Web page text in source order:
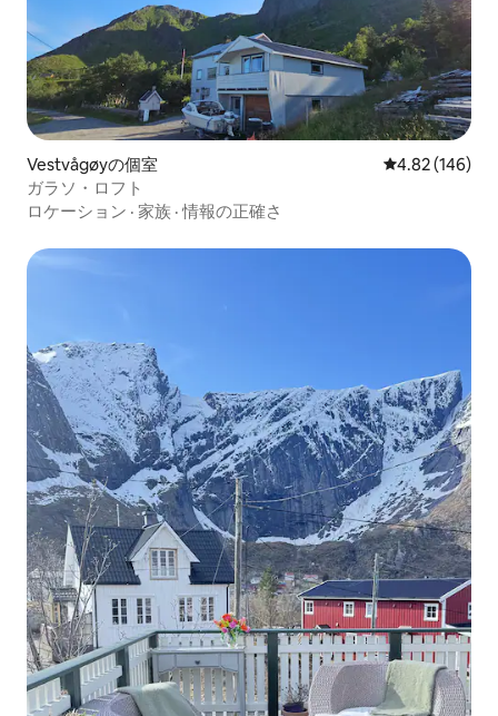
Vestvågøyの個室 レビュー146
4.82 (146)
ガラソ・ロフト
ロケーション · 家族 ·情報の正確さ